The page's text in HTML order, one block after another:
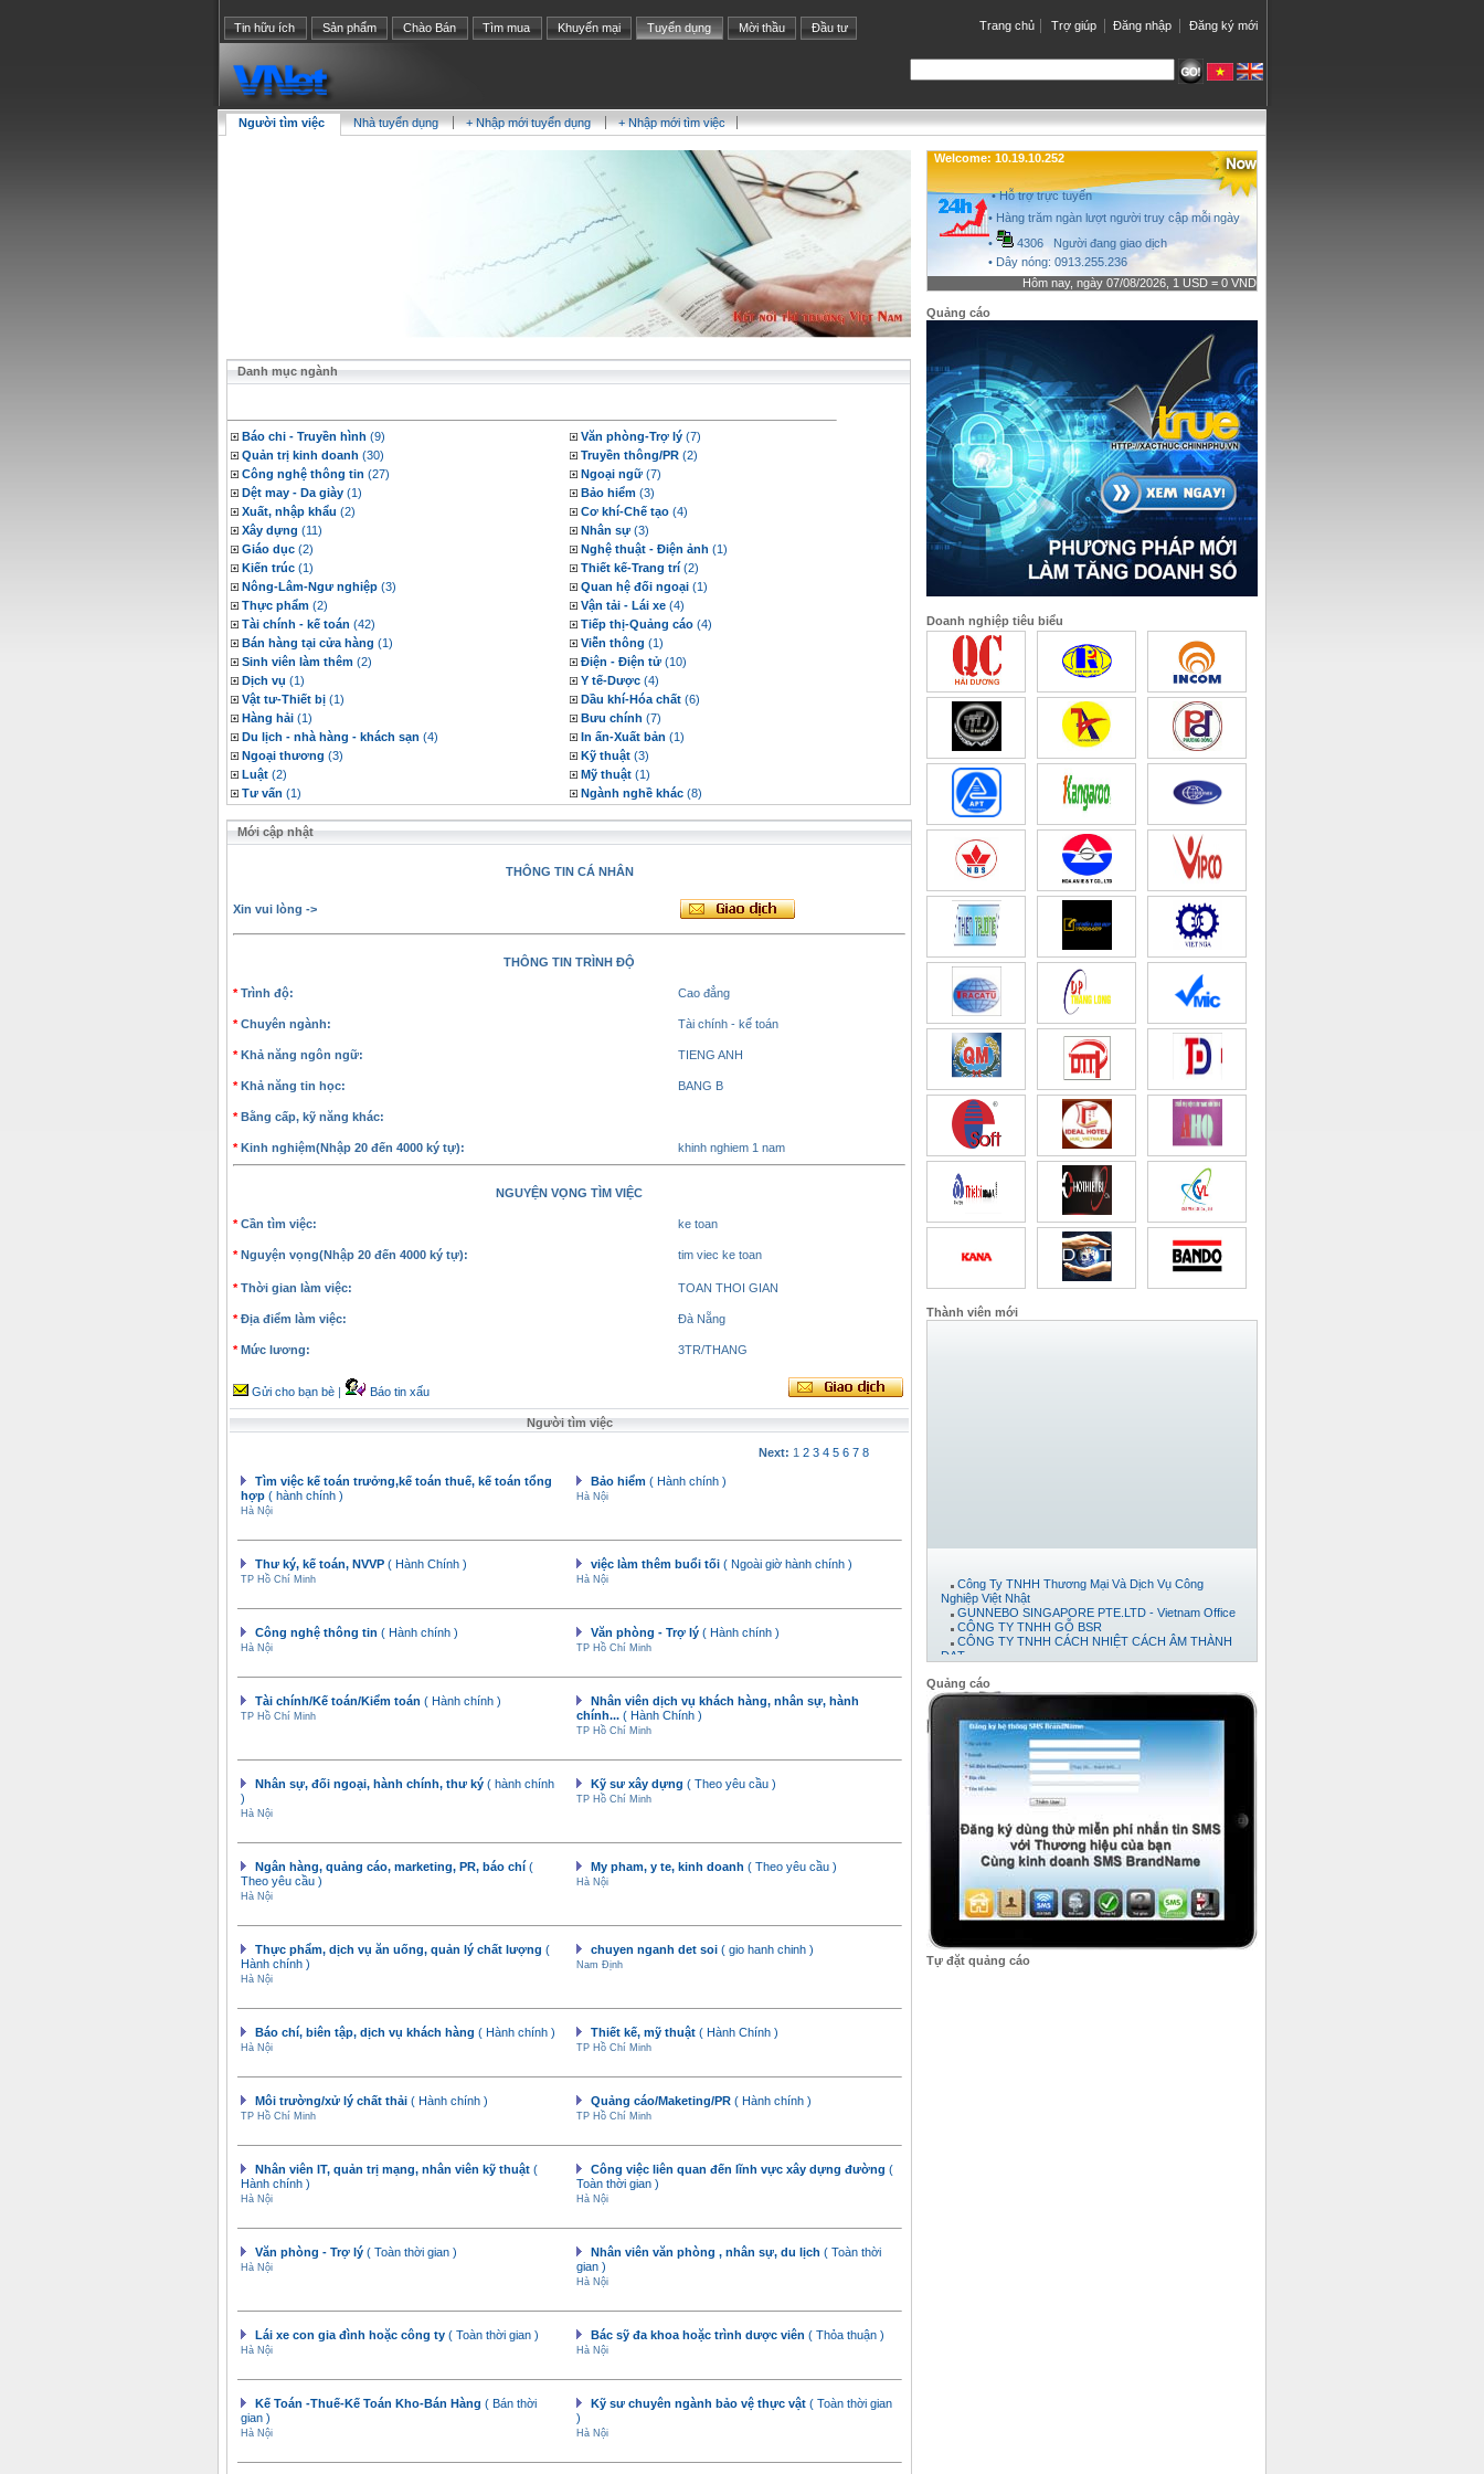
Trang chủ Trợ giúp Đăng nhập Đăng ký mới
Tin hữu ích Sản phẩm Chào Bán Tìm mua Khuyến mại Tuyển dụng Mời thầu Đầu tư
Người tìm việc Nhà tuyển dụng + Nhập mới tuyển dụng + Nhập mới tìm việc
Danh mục ngành
Báo chi - Truyền hình (9) Văn phòng-Trợ lý (7)
Quản trị kinh doanh (30) Truyền thông/PR (2)
Công nghệ thông tin (27) Ngoại ngữ (7)
Dệt may - Da giày (1) Bảo hiểm (3)
Xuất, nhập khẩu (2) Cơ khí-Chế tạo (4)
Xây dựng (11) Nhân sự (3)
Giáo dục (2) Nghệ thuật - Điện ảnh (1)
Kiến trúc (1) Thiết kế-Trang trí (2)
Nông-Lâm-Ngư nghiệp (3) Quan hệ đối ngoại (1)
Thực phẩm (2) Vận tải - Lái xe (4)
Tài chính - kế toán (42) Tiếp thị-Quảng cáo (4)
Bán hàng tại cửa hàng (1) Viễn thông (1)
Sinh viên làm thêm (2) Điện - Điện tử (10)
Dịch vụ (1) Y tế-Dược (4)
Vật tư-Thiết bị (1) Dầu khí-Hóa chất (6)
Hàng hải (1) Bưu chính (7)
Du lịch - nhà hàng - khách sạn (4) In ấn-Xuất bản (1)
Ngoại thương (3) Kỹ thuật (3)
Luật (2) Mỹ thuật (1)
Tư vấn (1) Ngành nghề khác (8)
Mới cập nhật
THÔNG TIN CÁ NHÂN
Xin vui lòng ->
THÔNG TIN TRÌNH ĐỘ
*Trình độ: Cao đẳng
*Chuyên ngành: Tài chính - kế toán
* Khả năng ngôn ngữ: TIENG ANH
* Khả năng tin học: BANG B
* Bằng cấp, kỹ năng khác:
* Kinh nghiệm(Nhập 20 đến 4000 ký tự): khinh nghiem 1 nam
NGUYỆN VỌNG TÌM VIỆC
*Cần tìm việc: ke toan
* Nguyện vọng(Nhập 20 đến 4000 ký tự): tim viec ke toan
*Thời gian làm việc: TOAN THOI GIAN
*Địa điểm làm việc: Đà Nẵng
* Mức lương: 3TR/THANG
Gửi cho bạn bè Báo tin xấu
Người tìm việc
Next: 1 2 3 4 5 6 7 8
Tìm việc kế toán trưởng,kế toán thuế, kế toán tổng
hợp ( hành chính )
Hà Nội
Bảo hiểm ( Hành chính )
Hà Nội
Thư ký, kế toán, NVVP ( Hành Chính )
TP Hồ Chí Minh
việc làm thêm buổi tối ( Ngoài giờ hành chính )
Hà Nội
Công nghệ thông tin ( Hành chính )
Hà Nội
Văn phòng - Trợ lý ( Hành chính )
TP Hồ Chí Minh
Tài chính/Kế toán/Kiểm toán ( Hành chính )
TP Hồ Chí Minh
Nhân viên dịch vụ khách hàng, nhân sự, hành
chính... ( Hành Chính )
TP Hồ Chí Minh
Nhân sự, đối ngoại, hành chính, thư ký ( hành chính
)
Hà Nội
Kỹ sư xây dựng ( Theo yêu cầu )
TP Hồ Chí Minh
Ngân hàng, quảng cáo, marketing, PR, báo chí (
Theo yêu cầu )
Hà Nội
My pham, y te, kinh doanh ( Theo yêu cầu )
Hà Nội
Thực phẩm, dịch vụ ăn uống, quản lý chất lượng (
Hành chính )
Hà Nội
chuyen nganh det soi ( gio hanh chinh )
Nam Định
Báo chí, biên tập, dịch vụ khách hàng ( Hành chính )
Hà Nội
Thiết kế, mỹ thuật ( Hành Chính )
TP Hồ Chí Minh
Môi trường/xử lý chất thải ( Hành chính )
TP Hồ Chí Minh
Quảng cáo/Maketing/PR ( Hành chính )
TP Hồ Chí Minh
Nhân viên IT, quản trị mạng, nhân viên kỹ thuật (
Hành chính )
Hà Nội
Công việc liên quan đến lĩnh vực xây dựng đường (
Toàn thời gian )
Hà Nội
Văn phòng - Trợ lý ( Toàn thời gian )
Hà Nội
Nhân viên văn phòng , nhân sự, du lịch ( Toàn thời
gian )
Hà Nội
Lái xe con gia đình hoặc công ty ( Toàn thời gian )
Hà Nội
Bác sỹ đa khoa hoặc trình dược viên ( Thỏa thuận )
Hà Nội
Kế Toán -Thuế-Kế Toán Kho-Bán Hàng ( Bán thời
gian )
Hà Nội
Kỹ sư chuyên ngành bảo vệ thực vật ( Toàn thời gian
)
Hà Nội
Welcome: 10.19.10.252
• Hỗ trợ trực tuyến
• Hàng trăm ngàn lượt người truy cập mỗi ngày
•
4306 Người đang giao dịch
• Dây nóng: 0913.255.236
Hôm nay, ngày 07/08/2026, 1 USD = 0 VND
Quảng cáo
Doanh nghiệp tiêu biểu
Thành viên mới
Công Ty TNHH Thương Mại Và Dịch Vụ Công
Nghiệp Việt Nhật
GUNNEBO SINGAPORE PTE.LTD - Vietnam Office
CÔNG TY TNHH GỖ BSR
CÔNG TY TNHH CÁCH NHIỆT CÁCH ÂM THÀNH
ĐẠT
Máy Đếm Tiền Huy Hoàng
Công ty cổ phần thương mại và phát triển thép Việt
CTY TNHH TM-DV XUẤT NHẬP KHẨU TRÍ VIỆT.
PHÁT
CÔNG TY TNHH NỘI THẤT ĐỒNG GIA PHÁT
Công ty TNHH Xuất Nhập Khẩu TH Tân Viễn Đông
Công Ty TNHH Pusico Việt Nam
Công Ty Cổ Phần Công Nghệ Intersys Toàn Cầu
công ty tnhh thương mai dịch vụ kỷ thuật thái anh tài
CÔNG TY TNHH XNK TMDV NGÔI SAO VIỆT
Công Ty TNHH Khoa Học Xanh
Công ty TNHH XNK Quỳnh Thiên Phát
Công ty Cổ phần Kỹ thuật Ý Tưởng
Công Ty TNHH Phát Triển Dự Án Song Nam
CÔNG TY CỔ PHẦN BÊ TÔNG NHẸ ĐÀ NẴNG
Công ty Cổ Phần Bình Vinh
Quảng cáo
Tự đặt quảng cáo